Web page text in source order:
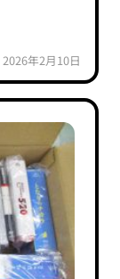
2026年2月10日